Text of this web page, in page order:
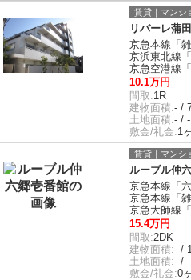
賃貸｜マンシ
リバーレ蒲
京急本線「
京浜東北線
京急空港線
10.1万円
間取:1R
建物面積:- /
土地面積:- / -
敷金/礼金:1
賃貸｜マンシ
ルーブル仲
京急本線「
京急本線「
京急大師線
15.4万円
間取:2DK
建物面積:- /
土地面積:- / -
敷金/礼金:0